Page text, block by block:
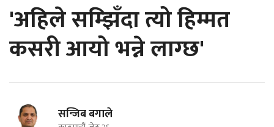
'अहिले सम्झिँदा त्यो हिम्मत
कसरी आयो भन्ने लाग्छ'
सन्जिब बगाले